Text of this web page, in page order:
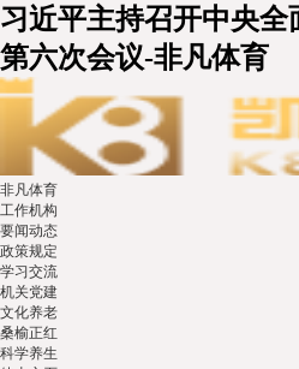
习近平主持召开中央
第六次会议-非凡体育
非凡体育
工作机构
要闻动态
政策规定
学习交流
机关党建
文化养老
桑榆正红
科学养生